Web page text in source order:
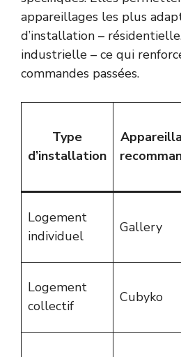
appareillages les plus
d’installation –
industrielle – ce qui
commandes passées.
Type
d’installation
Logement
individuel
Gallery
Logement
collectif
Cubyko